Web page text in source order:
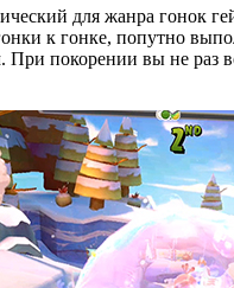
для жанра гонок
к гонке, попутно
покорении вы не раз